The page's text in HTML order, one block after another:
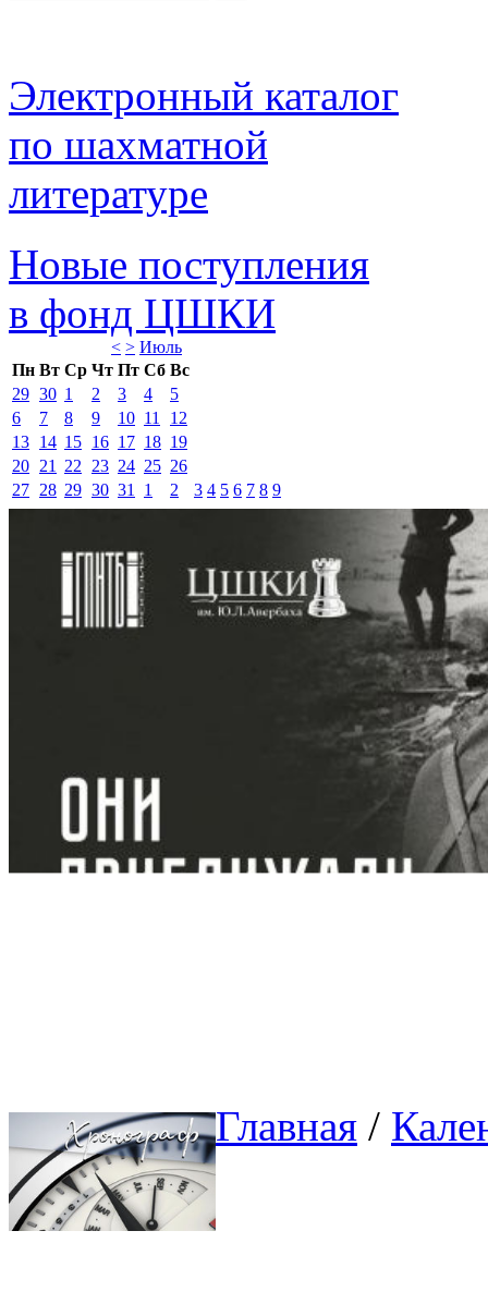
Электронный каталог
по шахматной
литературе
Новые поступления
в фонд ЦШКИ
< > Июль
Пн Вт Ср Чт Пт Сб Вс
29 30 1 2 3 4
5
6
7 8 9 10 11
12
13 14 15 16 17 18 19
20 21 22 23 24 25 26
27 28 29 30 31 1 2 3 4 5 6 7 8 9
Главная /